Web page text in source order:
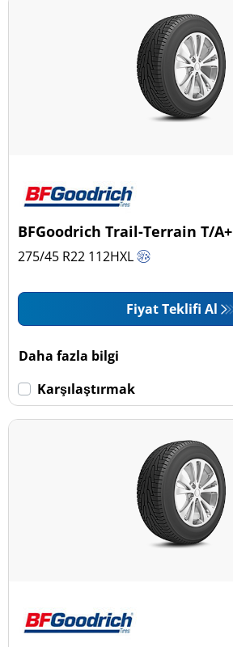
BFGoodrich Trail-Terrain T/A+
275/45 R22 112HXL
Fiyat Teklifi Al
Daha fazla bilgi
Karşılaştırmak